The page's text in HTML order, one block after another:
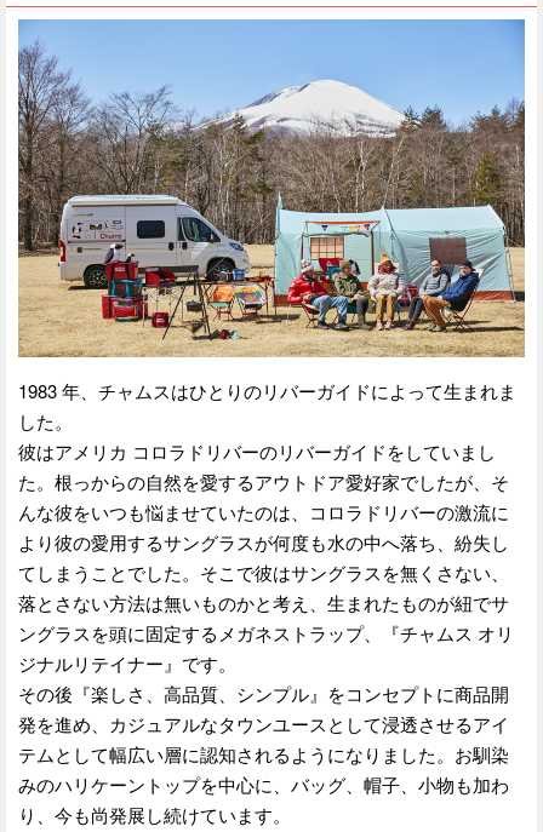
1983 年、チャムスはひとりのリバーガイドによって生まれま
した。
彼はアメリカ コロラドリバーのリバーガイドをしていまし
た。根っからの自然を愛するアウトドア愛好家でしたが、そ
んな彼をいつも悩ませていたのは、コロラドリバーの激流に
より彼の愛用するサングラスが何度も水の中へ落ち、紛失し
てしまうことでした。そこで彼はサングラスを無くさない、
落とさない方法は無いものかと考え、生まれたものが紐でサ
ングラスを頭に固定するメガネストラップ、『チャムス オリ
ジナルリテイナー』です。
その後『楽しさ、高品質、シンプル』をコンセプトに商品開
発を進め、カジュアルなタウンユースとして浸透させるアイ
テムとして幅広い層に認知されるようになりました。お馴染
みのハリケーントップを中心に、バッグ、帽子、小物も加わ
り、今も尚発展し続けています。